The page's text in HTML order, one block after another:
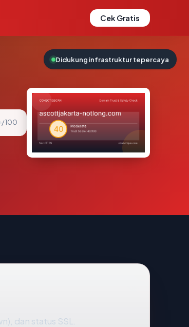
Cek Gratis
/ 100
dan status SSL.
Didukung infrastruktur tepercaya